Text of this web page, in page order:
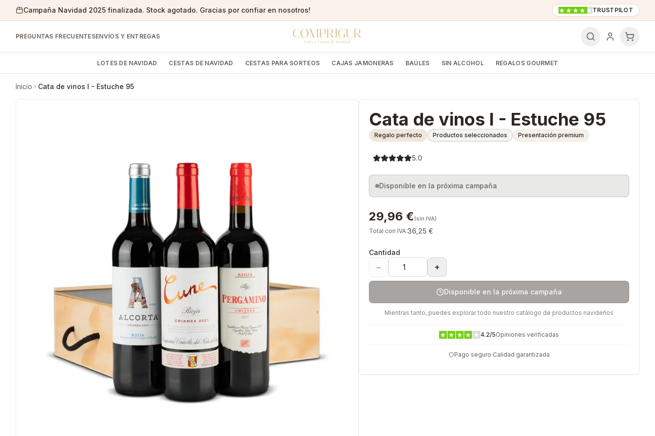
Campaña Navidad 2025 finalizada. Stock agotado. Gracias por confiar en nosotros! TRUSTPILOT
PREGUNTAS FRECUENTESENVÍOS Y ENTREGAS
LOTES DE NAVIDAD CESTAS DE NAVIDAD CESTAS PARA SORTEOS CAJAS JAMONERAS BAÚLES SIN ALCOHOL REGALOS GOURMET
Inicio Cata de vinos I - Estuche 95
Cata de vinos I - Estuche 95
Regalo perfecto Productos seleccionados Presentación premium
5.0
Disponible en la próxima campaña
29,96 €(sin IVA)
Total con IVA:36,25 €
Cantidad
− +
Disponible en la próxima campaña
Mientras tanto, puedes explorar todo nuestro catálogo de productos navideños
4.2/5Opiniones verificadas
Pago seguro·Calidad garantizada